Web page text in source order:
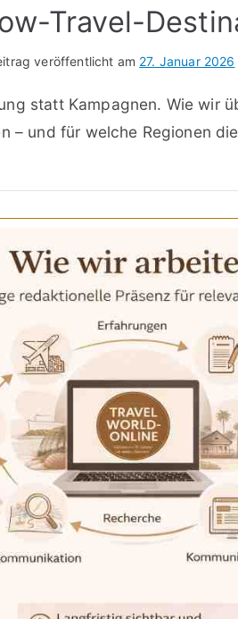
Travel-
veröffentlicht am 27. Januar 2026
statt Kampagnen. Wie wir
– und für welche Regionen